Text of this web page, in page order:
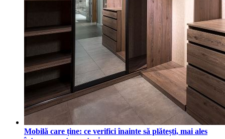
Mobilă care ține: ce verifici înainte să plătești, mai ales